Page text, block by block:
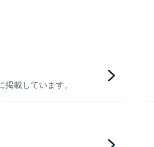
載しています。